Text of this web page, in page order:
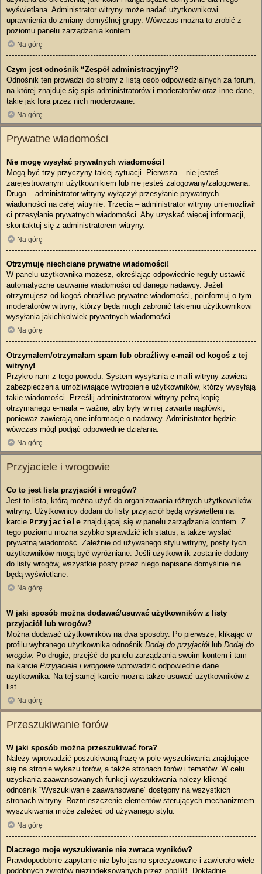
wyświetlana. Administrator witryny może nadać użytkownikowi
uprawnienia do zmiany domyślnej grupy. Wówczas można to zrobić z
poziomu panelu zarządzania kontem.
Na górę
Czym jest odnośnik “Zespół administracyjny”?
Odnośnik ten prowadzi do strony z listą osób odpowiedzialnych za forum,
na której znajduje się spis administratorów i moderatorów oraz inne dane,
takie jak fora przez nich moderowane.
Na górę
Prywatne wiadomości
Nie mogę wysyłać prywatnych wiadomości!
Mogą być trzy przyczyny takiej sytuacji. Pierwsza – nie jesteś
zarejestrowanym użytkownikiem lub nie jesteś zalogowany/zalogowana.
Druga – administrator witryny wyłączył przesyłanie prywatnych
wiadomości na całej witrynie. Trzecia – administrator witryny uniemożliwił
ci przesyłanie prywatnych wiadomości. Aby uzyskać więcej informacji,
skontaktuj się z administratorem witryny.
Na górę
Otrzymuję niechciane prywatne wiadomości!
W panelu użytkownika możesz, określając odpowiednie reguły ustawić
automatyczne usuwanie wiadomości od danego nadawcy. Jeżeli
otrzymujesz od kogoś obraźliwe prywatne wiadomości, poinformuj o tym
moderatorów witryny, którzy będą mogli zabronić takiemu użytkownikowi
wysyłania jakichkolwiek prywatnych wiadomości.
Na górę
Otrzymałem/otrzymałam spam lub obraźliwy e-mail od kogoś z tej
witryny!
Przykro nam z tego powodu. System wysyłania e-maili witryny zawiera
zabezpieczenia umożliwiające wytropienie użytkowników, którzy wysyłają
takie wiadomości. Prześlij administratorowi witryny pełną kopię
otrzymanego e-maila – ważne, aby były w niej zawarte nagłówki,
ponieważ zawierają one informacje o nadawcy. Administrator będzie
wówczas mógł podjąć odpowiednie działania.
Na górę
Przyjaciele i wrogowie
Co to jest lista przyjaciół i wrogów?
Jest to lista, którą można użyć do organizowania różnych użytkowników
witryny. Użytkownicy dodani do listy przyjaciół będą wyświetleni na
karcie Przyjaciele znajdującej się w panelu zarządzania kontem. Z
tego poziomu można szybko sprawdzić ich status, a także wysłać
prywatną wiadomość. Zależnie od używanego stylu witryny, posty tych
użytkowników mogą być wyróżniane. Jeśli użytkownik zostanie dodany
do listy wrogów, wszystkie posty przez niego napisane domyślnie nie
będą wyświetlane.
Na górę
W jaki sposób można dodawać/usuwać użytkowników z listy
przyjaciół lub wrogów?
Można dodawać użytkowników na dwa sposoby. Po pierwsze, klikając w
profilu wybranego użytkownika odnośnik Dodaj do przyjaciółlub Dodaj do
wrogów. Po drugie, przejść do panelu zarządzania swoim kontem i tam
na karcie Przyjaciele i wrogowie wprowadzić odpowiednie dane
użytkownika. Na tej samej karcie można także usuwać użytkowników z
list.
Na górę
Przeszukiwanie forów
W jaki sposób można przeszukiwać fora?
Należy wprowadzić poszukiwaną frazę w pole wyszukiwania znajdujące
się na stronie wykazu forów, a także stronach forów i tematów. W celu
uzyskania zaawansowanych funkcji wyszukiwania należy kliknąć
odnośnik “Wyszukiwanie zaawansowane” dostępny na wszystkich
stronach witryny. Rozmieszczenie elementów sterujących mechanizmem
wyszukiwania może zależeć od używanego stylu.
Na górę
Dlaczego moje wyszukiwanie nie zwraca wyników?
Prawdopodobnie zapytanie nie było jasno sprecyzowane i zawierało wiele
podobnych zwrotów niezindeksowanych przez phpBB. Dokładnie